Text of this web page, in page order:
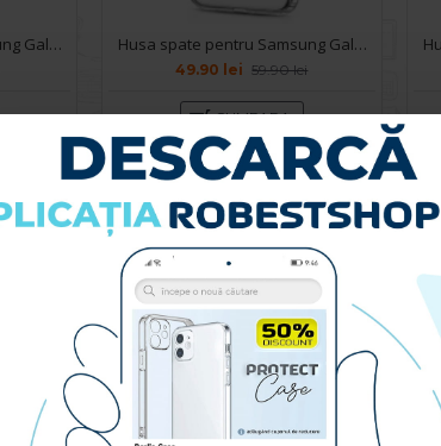
Husa spate pentru Samsung Galaxy A05s- Happy case Husa spate pentru Samsung Galaxy A05S - Protect+
49.90 lei 59.90 lei
CUMPARA